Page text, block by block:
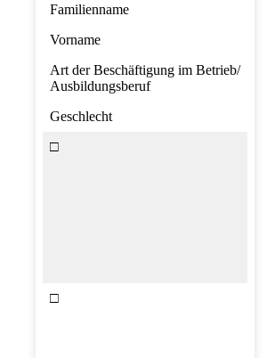
Familienname
Vorname
Art der Beschäftigung im Betrieb/
Ausbildungsberuf
Geschlecht
□
□